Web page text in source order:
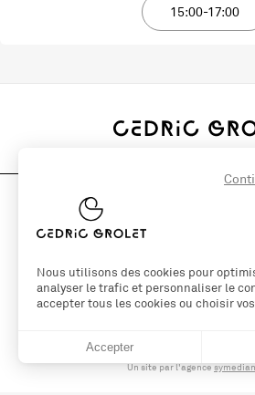
15:00-17:00
FR EN
Nous utilisons des cookies pour
analyser le trafic et personnaliser le
accepter tous les cookies ou choisir
Accepter
Un site par l'agence